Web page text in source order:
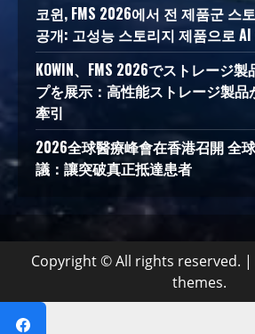
코윈, FMS 2026에서 전 제품군 스
공개: 고성능 스토리지 제품으로
KOWIN、FMS 2026でストレージ
プを展示：高性能ストレージ製品
牽引
2026全球醫療峰會在香港召開 全
議：讓突破真正抵達患者
Copyright © All rights reserved. |
themes.